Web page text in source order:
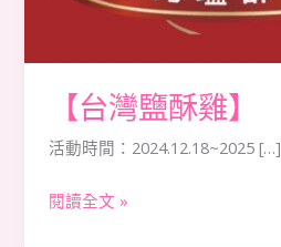
【台灣鹽酥雞】
活動時間：2024.12.18~2025 […]
閱讀全文 »